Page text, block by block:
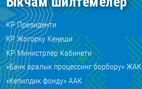
КР Президенти
КР Жогорку Кеңеши
КР Министрлер Кабинети
«Банк аралык процессинг борбору» ЖАК
«Кепилдик фонду» ААК